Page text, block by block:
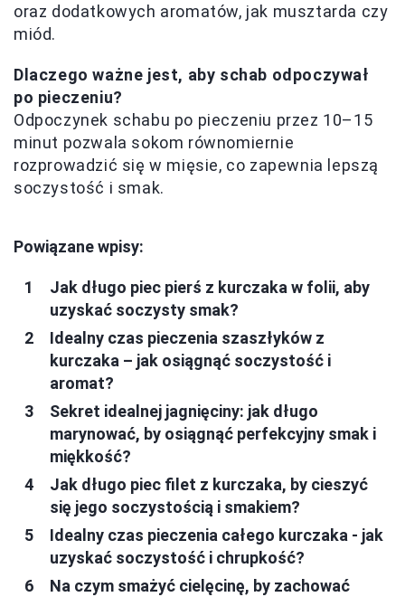
oraz dodatkowych aromatów, jak musztarda czy
miód.
Dlaczego ważne jest, aby schab odpoczywał
po pieczeniu?
Odpoczynek schabu po pieczeniu przez 10–15
minut pozwala sokom równomiernie
rozprowadzić się w mięsie, co zapewnia lepszą
soczystość i smak.
Powiązane wpisy:
Jak długo piec pierś z kurczaka w folii, aby
uzyskać soczysty smak?
Idealny czas pieczenia szaszłyków z
kurczaka – jak osiągnąć soczystość i
aromat?
Sekret idealnej jagnięciny: jak długo
marynować, by osiągnąć perfekcyjny smak i
miękkość?
Jak długo piec filet z kurczaka, by cieszyć
się jego soczystością i smakiem?
Idealny czas pieczenia całego kurczaka - jak
uzyskać soczystość i chrupkość?
Na czym smażyć cielęcinę, by zachować